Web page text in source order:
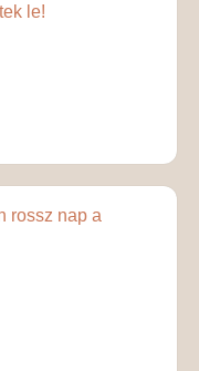
le!
rossz nap a